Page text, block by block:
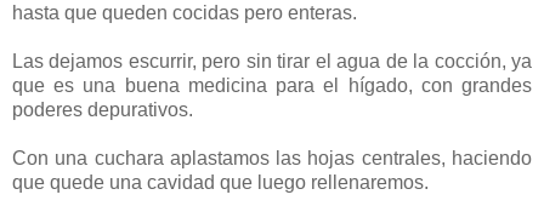
hasta que queden cocidas pero enteras.
Las dejamos escurrir, pero sin tirar el agua de la cocción, ya
que es una buena medicina para el hígado, con grandes
poderes depurativos.
Con una cuchara aplastamos las hojas centrales, haciendo
que quede una cavidad que luego rellenaremos.